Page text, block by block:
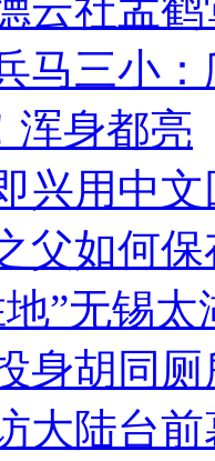
马三小
浑身都亮
兴用中
父如何
”无锡
身胡同
大陆台